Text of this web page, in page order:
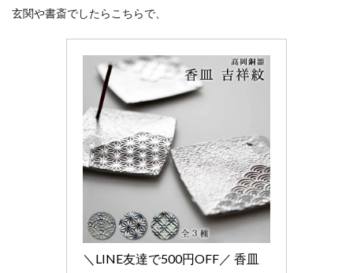
玄関や書斎でしたらこちらで、
＼LINE友達で500円OFF／ 香皿